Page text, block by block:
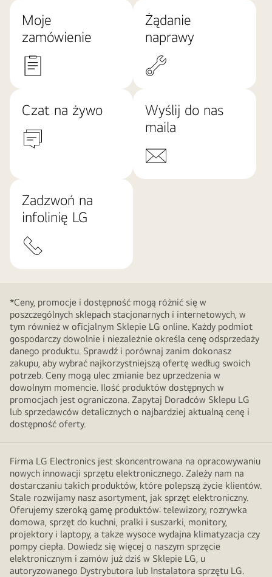
Moje
zamówienie
Żądanie
naprawy
Czat na żywo
Wyślij do nas
maila
Zadzwoń na
infolinię LG
*Ceny, promocje i dostępność mogą różnić się w
poszczególnych sklepach stacjonarnych i internetowych, w
tym również w oficjalnym Sklepie LG online. Każdy podmiot
gospodarczy dowolnie i niezależnie określa cenę odsprzedaży
danego produktu. Sprawdź i porównaj zanim dokonasz
zakupu, aby wybrać najkorzystniejszą ofertę według swoich
potrzeb. Ceny mogą ulec zmianie bez uprzedzenia w
dowolnym momencie. Ilość produktów dostępnych w
promocjach jest ograniczona. Zapytaj Doradców Sklepu LG
lub sprzedawców detalicznych o najbardziej aktualną cenę i
dostępność oferty.
Firma LG Electronics jest skoncentrowana na opracowywaniu
nowych innowacji sprzętu elektronicznego. Zależy nam na
dostarczaniu takich produktów, które polepszą życie klientów.
Stale rozwijamy nasz asortyment, jak sprzęt elektroniczny.
Oferujemy szeroką gamę produktów: telewizory, rozrywka
domowa, sprzęt do kuchni, pralki i suszarki, monitory,
projektory i laptopy, a takze wysoce wydajna klimatyzacja czy
pompy ciepła. Dowiedz się więcej o naszym sprzęcie
elektronicznym i zamów już dziś w Sklepie LG, u
autoryzowanego Dystrybutora lub Instalatora sprzętu LG.